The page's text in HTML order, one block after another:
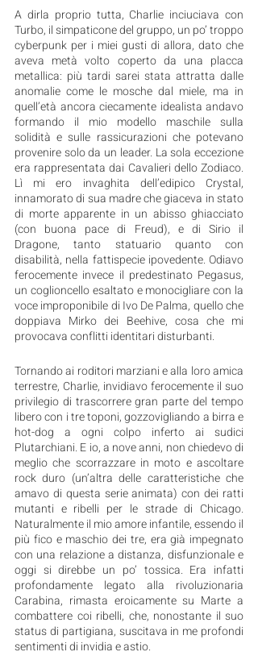
A dirla proprio tutta, Charlie inciuciava con
Turbo, il simpaticone del gruppo, un po’ troppo
cyberpunk per i miei gusti di allora, dato che
aveva metà volto coperto da una placca
metallica: più tardi sarei stata attratta dalle
anomalie come le mosche dal miele, ma in
quell’età ancora ciecamente idealista andavo
formando il mio modello maschile sulla
solidità e sulle rassicurazioni che potevano
provenire solo da un leader. La sola eccezione
era rappresentata dai Cavalieri dello Zodiaco.
Lì mi ero invaghita dell’edipico Crystal,
innamorato di sua madre che giaceva in stato
di morte apparente in un abisso ghiacciato
(con buona pace di Freud), e di Sirio il
Dragone, tanto statuario quanto con
disabilità, nella fattispecie ipovedente. Odiavo
ferocemente invece il predestinato Pegasus,
un coglioncello esaltato e monocigliare con la
voce improponibile di Ivo De Palma, quello che
doppiava Mirko dei Beehive, cosa che mi
provocava conflitti identitari disturbanti.
Tornando ai roditori marziani e alla loro amica
terrestre, Charlie, invidiavo ferocemente il suo
privilegio di trascorrere gran parte del tempo
libero con i tre toponi, gozzovigliando a birra e
hot-dog a ogni colpo inferto ai sudici
Plutarchiani. E io, a nove anni, non chiedevo di
meglio che scorrazzare in moto e ascoltare
rock duro (un’altra delle caratteristiche che
amavo di questa serie animata) con dei ratti
mutanti e ribelli per le strade di Chicago.
Naturalmente il mio amore infantile, essendo il
più fico e maschio dei tre, era già impegnato
con una relazione a distanza, disfunzionale e
oggi si direbbe un po’ tossica. Era infatti
profondamente legato alla rivoluzionaria
Carabina, rimasta eroicamente su Marte a
combattere coi ribelli, che, nonostante il suo
status di partigiana, suscitava in me profondi
sentimenti di invidia e astio.